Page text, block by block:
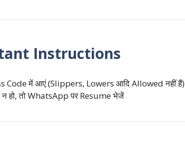
Instructions
Code में आएं (Slippers, Lowers आदि Allowed नहीं हैं)
न हो, तो WhatsApp पर Resume भेजें